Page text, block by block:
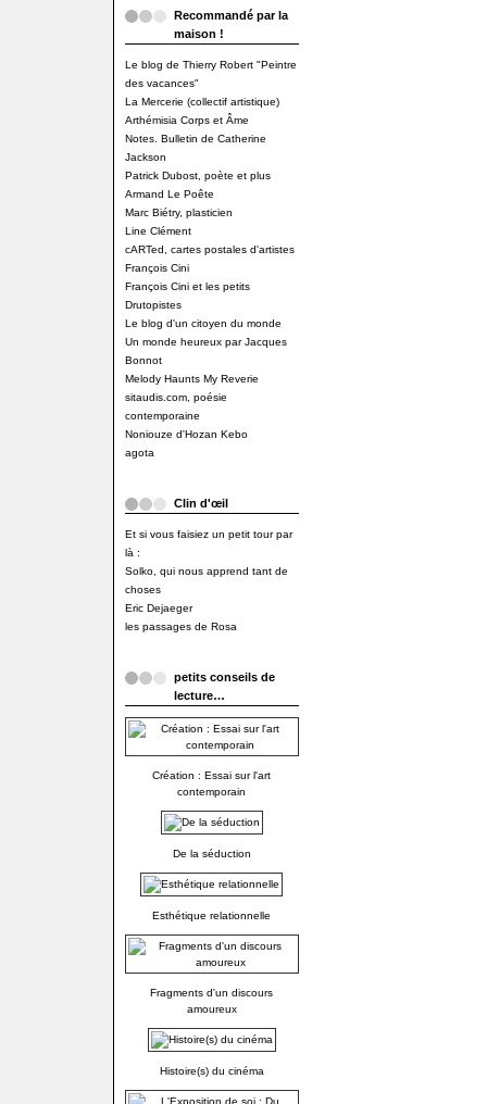
Recommandé par la
maison !
Le blog de Thierry Robert "Peintre
des vacances"
La Mercerie (collectif artistique)
Arthémisia Corps et Âme
Notes. Bulletin de Catherine
Jackson
Patrick Dubost, poète et plus
Armand Le Poête
Marc Biétry, plasticien
Line Clément
cARTed, cartes postales d'artistes
François Cini
François Cini et les petits
Drutopistes
Le blog d'un citoyen du monde
Un monde heureux par Jacques
Bonnot
Melody Haunts My Reverie
sitaudis.com, poésie
contemporaine
Noniouze d'Hozan Kebo
agota
Clin d'œil
Et si vous faisiez un petit tour par
là :
Solko, qui nous apprend tant de
choses
Eric Dejaeger
les passages de Rosa
petits conseils de
lecture…
Création : Essai sur l'art
contemporain
De la séduction
Esthétique relationnelle
Fragments d'un discours
amoureux
Histoire(s) du cinéma